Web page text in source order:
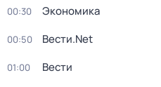
00:30 Экономика
00:50 Вести.Net
01:00 Вести